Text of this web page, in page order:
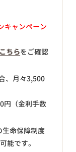
キャンペーン
こちらをご確認
、月々3,500
円（金利手数
命保障制度
能です。